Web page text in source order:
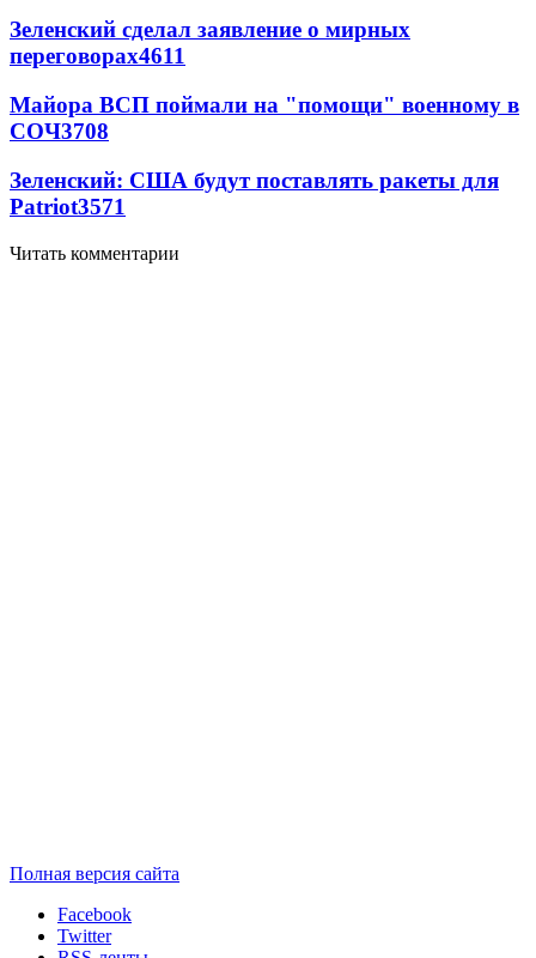
Зеленский сделал заявление о мирных
переговорах4611
Майора ВСП поймали на "помощи" военному в
СОЧ3708
Зеленский: США будут поставлять ракеты для
Patriot3571
Читать комментарии
Полная версия сайта
Facebook
Twitter